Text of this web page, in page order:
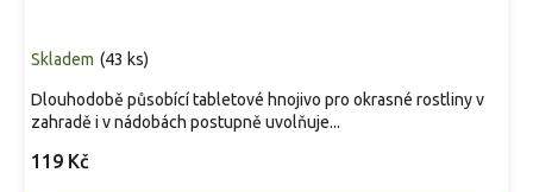
Skladem (43 ks)
119 Kč
Dlouhodobě působící tabletové hnojivo pro okrasné rostliny v
zahradě i v nádobách postupně uvolňuje...